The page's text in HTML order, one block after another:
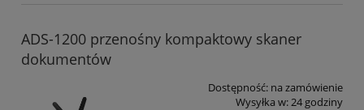
ADS-1200 przenośny kompaktowy skaner
dokumentów
Dostępność: na zamówienie
Wysyłka w:24 godziny